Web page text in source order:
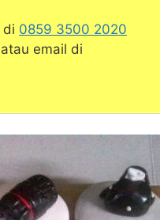
di 0859 3500 2020
atau email di